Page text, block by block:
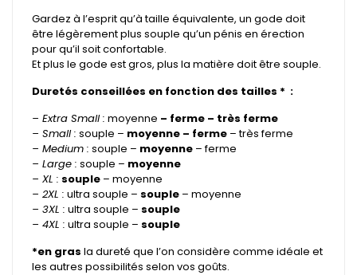
Gardez à l’esprit qu’à taille équivalente, un gode doit
être légèrement plus souple qu’un pénis en érection
pour qu’il soit confortable.
Et plus le gode est gros, plus la matière doit être souple.
Duretés conseillées en fonction des tailles * :
– Extra Small : moyenne – ferme – très ferme
– Small : souple – moyenne – ferme– très ferme
– Medium : souple – moyenne– ferme
– Large : souple – moyenne
– XL : souple– moyenne
– 2XL : ultra souple – souple– moyenne
– 3XL : ultra souple – souple
– 4XL : ultra souple – souple
*en gras la dureté que l’on considère comme idéale et
les autres possibilités selon vos goûts.